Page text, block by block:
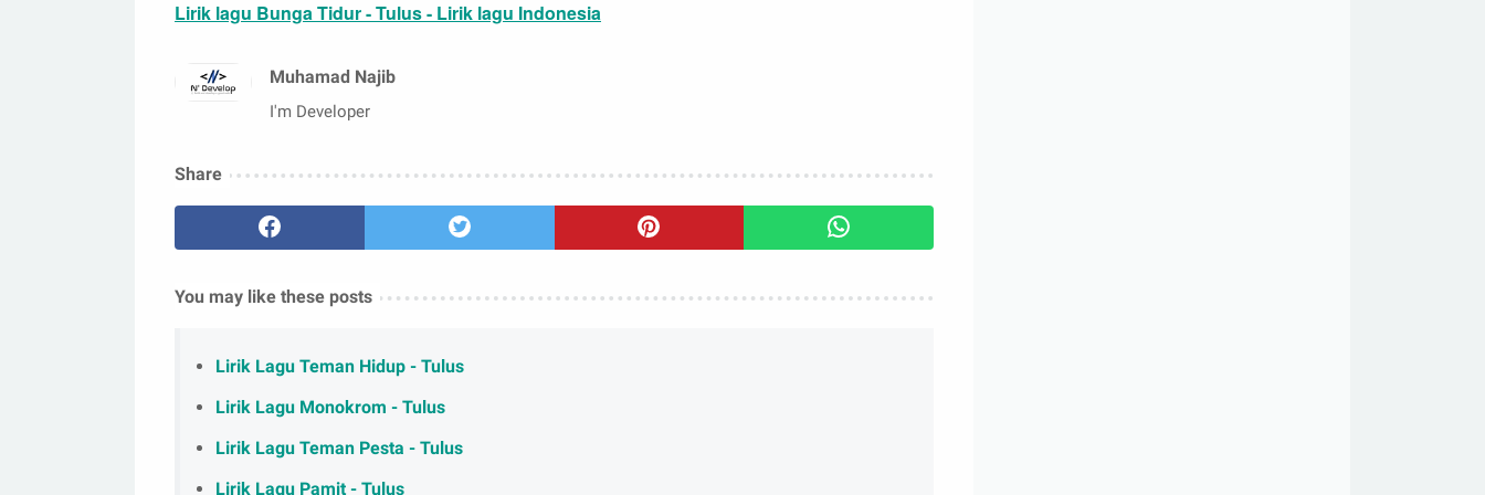
Lirik lagu Bunga Tidur - Tulus - Lirik lagu Indonesia
Muhamad Najib
I'm Developer
Share
You may like these posts
Lirik Lagu Teman Hidup - Tulus
Lirik Lagu Monokrom - Tulus
Lirik Lagu Teman Pesta - Tulus
Lirik Lagu Pamit - Tulus